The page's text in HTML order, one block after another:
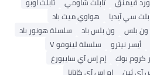
سي آيديا
هواوي ميت باد
ون بلس ون بلس باد
سلسلة هونور باد
أيسر نيترو
سلسلة لينوفو V
كروم بوك
إم إس آي سايبورغ
آي ثين
إم إس آي كاتانا